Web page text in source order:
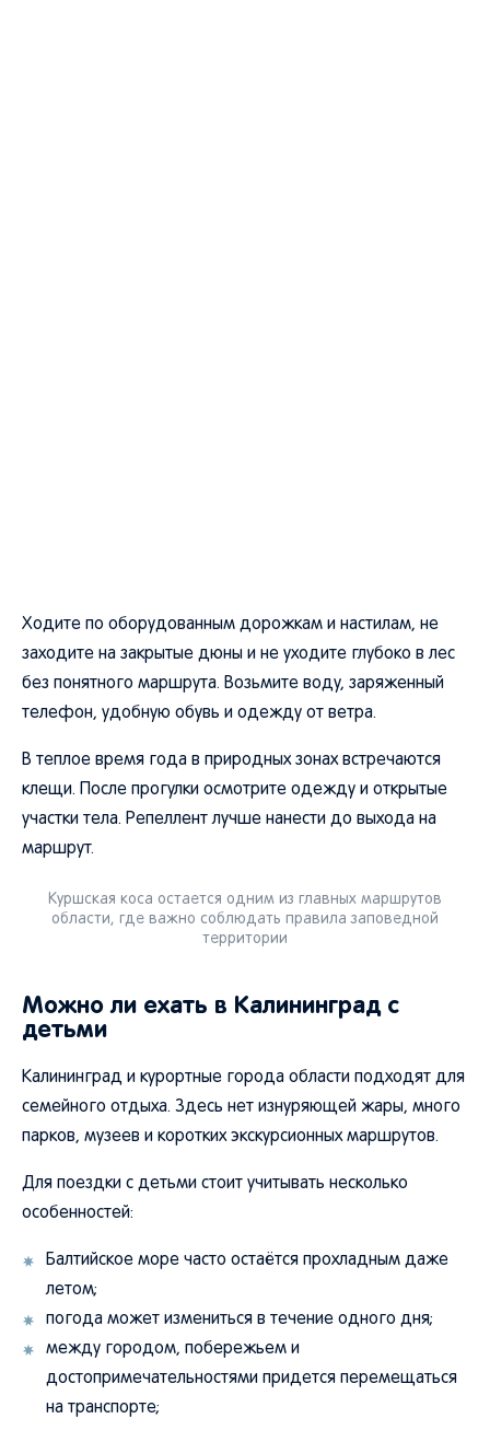
Ходите по оборудованным дорожкам и настилам, не
заходите на закрытые дюны и не уходите глубоко в лес
без понятного маршрута. Возьмите воду, заряженный
телефон, удобную обувь и одежду от ветра.
В теплое время года в природных зонах встречаются
клещи. После прогулки осмотрите одежду и открытые
участки тела. Репеллент лучше нанести до выхода на
маршрут.
Куршская коса остается одним из главных маршрутов
области, где важно соблюдать правила заповедной
территории
Можно ли ехать в Калининград с
детьми
Калининград и курортные города области подходят для
семейного отдыха. Здесь нет изнуряющей жары, много
парков, музеев и коротких экскурсионных маршрутов.
Для поездки с детьми стоит учитывать несколько
особенностей:
Балтийское море часто остаётся прохладным даже
летом;
погода может измениться в течение одного дня;
между городом, побережьем и
достопримечательностями придется перемещаться
на транспорте;